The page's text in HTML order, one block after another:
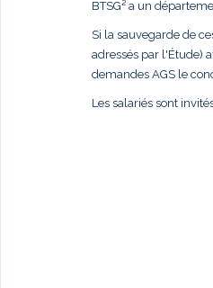
BTSG² a un
Si la sauvegarde de
adressés par l'Étude)
demandes AGS le
Les salariés sont